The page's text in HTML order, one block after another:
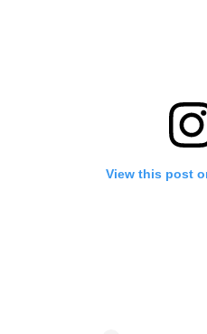
View this post